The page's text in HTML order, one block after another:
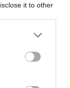
it to other
more Google
may click to
party tags to
below Google
jel" –
bakui hibák